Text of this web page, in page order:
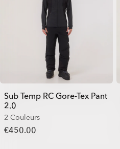
Sub Temp RC Gore-Tex Pant
2.0
2 Couleurs
€450.00